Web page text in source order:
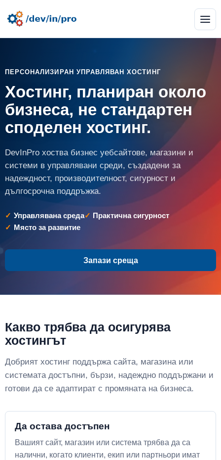
ПЕРСОНАЛИЗИРАН УПРАВЛЯВАН ХОСТИНГ
Хостинг, планиран около
бизнеса, не стандартен
споделен хостинг.
DevInPro хоства бизнес уебсайтове, магазини и
системи в управлявани среди, създадени за
надеждност, производителност, сигурност и
дългосрочна поддръжка.
Управлявана среда
Практична сигурност
Място за развитие
Запази среща
Какво трябва да осигурява
хостингът
Добрият хостинг поддържа сайта, магазина или
системата достъпни, бързи, надеждно поддържани и
готови да се адаптират с промяната на бизнеса.
Да остава достъпен
Вашият сайт, магазин или система трябва да са
налични, когато клиенти, екип или партньори имат